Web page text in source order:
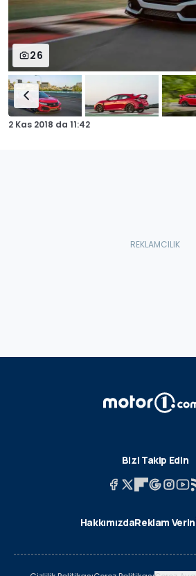
26
2 Kas 2018 da 11:42
Bizi Takip Edin
HakkımızdaReklam Verin